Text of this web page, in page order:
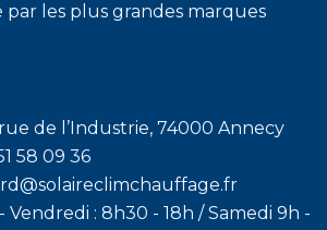
par les plus grandes marques
de l’Industrie, 74000 Annecy
58 09 36
Vendredi : 8h30 - 18h / Samedi 9h -